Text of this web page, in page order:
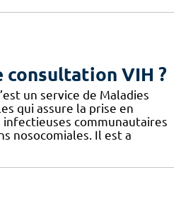
consultation VIH ?
un service de Maladies
qui assure la prise en
communautaires
nosocomiales. Il est a